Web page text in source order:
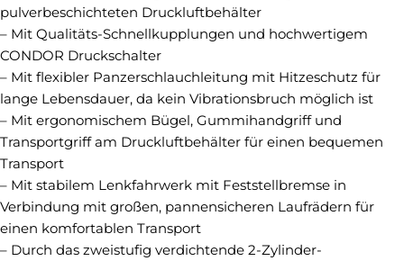
pulverbeschichteten Druckluftbehälter
– Mit Qualitäts-Schnellkupplungen und hochwertigem
CONDOR Druckschalter
– Mit flexibler Panzerschlauchleitung mit Hitzeschutz für
lange Lebensdauer, da kein Vibrationsbruch möglich ist
– Mit ergonomischem Bügel, Gummihandgriff und
Transportgriff am Druckluftbehälter für einen bequemen
Transport
– Mit stabilem Lenkfahrwerk mit Feststellbremse in
Verbindung mit großen, pannensicheren Laufrädern für
einen komfortablen Transport
– Durch das zweistufig verdichtende 2-Zylinder-